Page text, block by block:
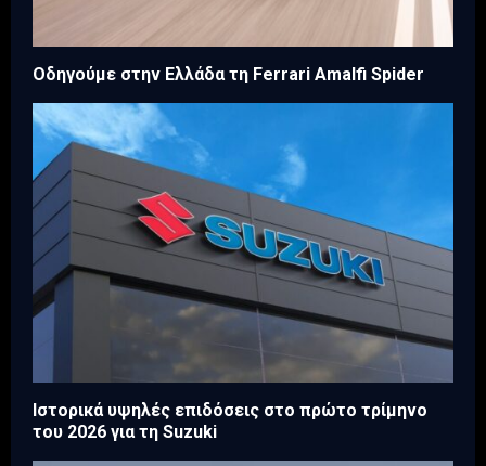
Οδηγούμε στην Ελλάδα τη Ferrari Amalfi Spider
Ιστορικά υψηλές επιδόσεις στο πρώτο τρίμηνο
του 2026 για τη Suzuki